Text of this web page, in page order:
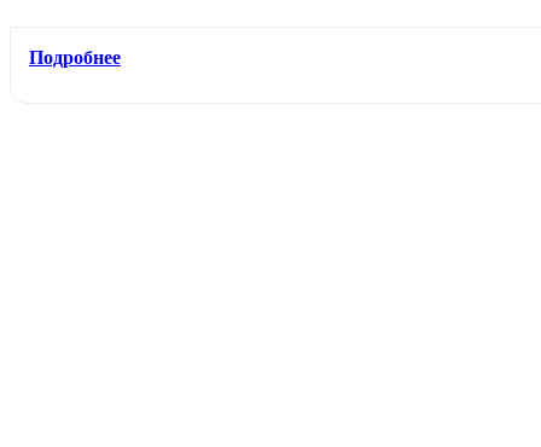
Подробнее